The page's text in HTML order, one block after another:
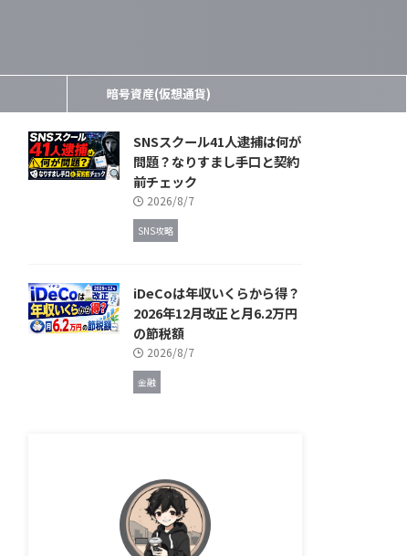
暗号資産(仮想通貨)
SNSスクール41人逮捕は何が
問題？なりすまし手口と契約
前チェック
2026/8/7
SNS攻略
iDeCoは年収いくらから得？
2026年12月改正と月6.2万円
の節税額
2026/8/7
金融